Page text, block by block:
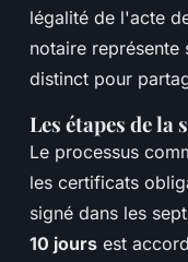
légalité de l'acte
notaire
distinct pour
Les étapes de la
Le processus
les certificats
signé dans les
10 jours est